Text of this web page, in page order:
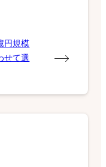
円規模
せて選